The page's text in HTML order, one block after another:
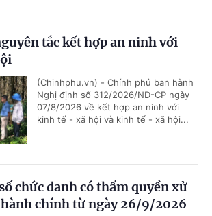
tắc kết hợp an ninh với
(Chinhphu.vn) - Chính phủ ban hành
Nghị định số 312/2026/NĐ-CP ngày
07/8/2026 về kết hợp an ninh với
kinh tế - xã hội và kinh tế - xã hội...
chức danh có thẩm quyền xử
chính từ ngày 26/9/2026